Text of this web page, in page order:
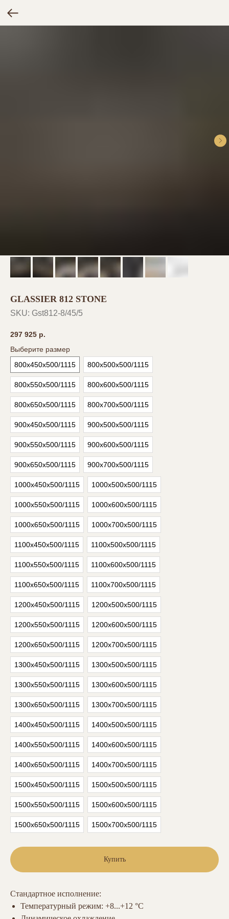
GLASSIER 812 STONE
SKU: Gst812-8/45/5
297 925 р.
Выберите размер
800х450х500/1115
800х500х500/1115
800х550х500/1115 800х600х500/1115
800х650х500/1115 800х700х500/1115
900х450х500/1115 900х500х500/1115
900х550х500/1115 900х600х500/1115
900х650х500/1115 900х700х500/1115
1000х450х500/1115 1000х500х500/1115
1000х550х500/1115 1000х600х500/1115
1000х650х500/1115 1000х700х500/1115
1100х450х500/1115 1100х500х500/1115
1100х550х500/1115 1100х600х500/1115
1100х650х500/1115 1100х700х500/1115
1200х450х500/1115 1200х500х500/1115
1200х550х500/1115 1200х600х500/1115
1200х650х500/1115 1200х700х500/1115
1300х450х500/1115 1300х500х500/1115
1300х550х500/1115 1300х600х500/1115
1300х650х500/1115 1300х700х500/1115
1400х450х500/1115 1400х500х500/1115
1400х550х500/1115 1400х600х500/1115
1400х650х500/1115 1400х700х500/1115
1500х450х500/1115 1500х500х500/1115
1500х550х500/1115 1500х600х500/1115
1500х650х500/1115 1500х700х500/1115
Купить
Стандартное исполнение:
Температурный режим: +8...+12 °С